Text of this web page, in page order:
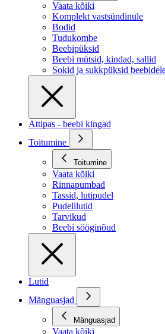
Vaata kõiki
Komplekt vastsündinule
Bodid
Tudukombe
Beebipüksid
Beebi mütsid, kindad, sallid
Sokid ja sukkpüksid
Attipas - beebi kingad
Toitumine
Toitumine
Vaata kõiki
Rinnapumbad
Tassid, lutipudel
Pudelilutid
Tarvikud
Beebi sööginõud
Lutid
Mänguasjad
Mänguasjad
Vaata kõiki